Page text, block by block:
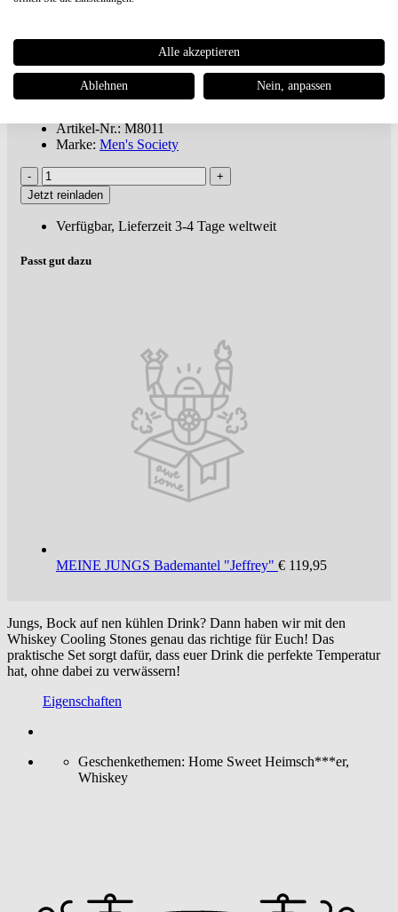
Men's Society
Du sparst 16%
versandkostenfreie Lieferung oder Buch dabei ***
inkl. MwSt., zuzügl.Versandkosten
Artikel-Nr.: M8011
Marke: Men's Society
Jetzt reinladen
Verfügbar, Lieferzeit 3-4 Tage weltweit
Passt gut dazu
MEINE JUNGS Bademantel "Jeffrey" € 119,95
Jungs, Bock auf nen kühlen Drink? Dann haben wir mit den
Whiskey Cooling Stones genau das richtige für Euch! Das
praktische Set sorgt dafür, dass euer Drink die perfekte Temperatur
hat, ohne dabei zu verwässern!
Eigenschaften
Geschenkethemen: Home Sweet Heimsch***er,
Whiskey
Alle akzeptieren
Ablehnen Nein, anpassen